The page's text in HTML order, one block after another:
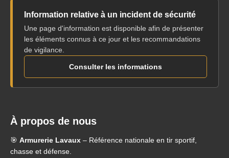
Information relative à un incident de sécurité
Une page d'information est disponible afin de présenter
les éléments connus à ce jour et les recommandations
de vigilance.
Consulter les informations
À propos de nous
🎯 Armurerie Lavaux – Référence nationale en tir sportif,
chasse et défense.